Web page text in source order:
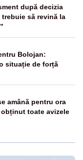
după decizia
trebuie să revină la
Bolojan:
situație de forță
amână pentru ora
toate avizele